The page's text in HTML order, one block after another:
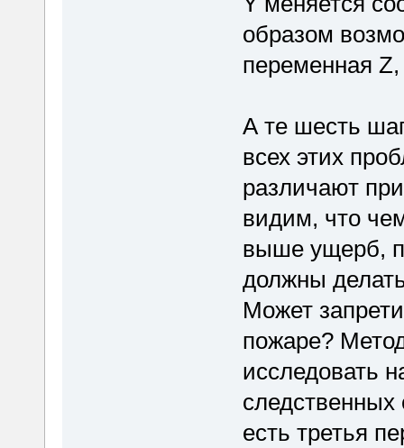
образом
переменная Z,
А те шесть
всех этих
различают
видим, что
выше ущерб,
должны
Может
пожаре?
исследовать
следственных
есть третья